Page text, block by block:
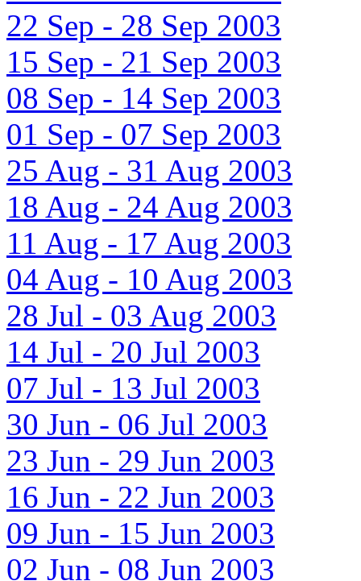
22 Sep - 28 Sep 2003
15 Sep - 21 Sep 2003
08 Sep - 14 Sep 2003
01 Sep - 07 Sep 2003
25 Aug - 31 Aug 2003
18 Aug - 24 Aug 2003
11 Aug - 17 Aug 2003
04 Aug - 10 Aug 2003
28 Jul - 03 Aug 2003
14 Jul - 20 Jul 2003
07 Jul - 13 Jul 2003
30 Jun - 06 Jul 2003
23 Jun - 29 Jun 2003
16 Jun - 22 Jun 2003
09 Jun - 15 Jun 2003
02 Jun - 08 Jun 2003